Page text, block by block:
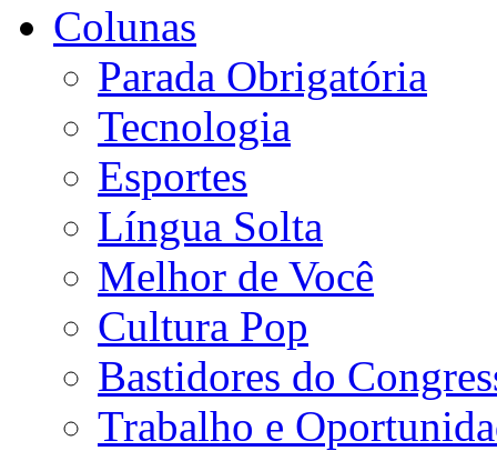
Colunas
Parada Obrigatória
Tecnologia
Esportes
Língua Solta
Melhor de Você
Cultura Pop
Bastidores do
Trabalho e